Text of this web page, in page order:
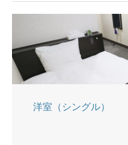
洋室（シングル）